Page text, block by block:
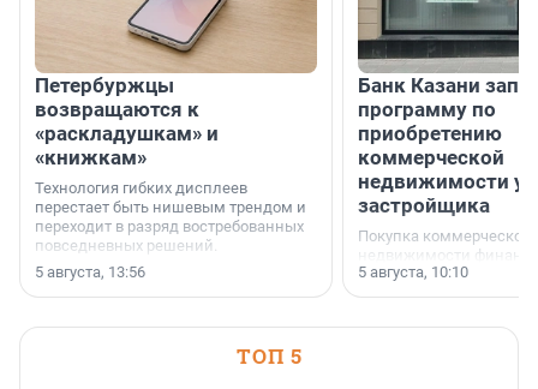
Петербуржцы
возвращаются к
«раскладушкам» и
«книжкам»
Технология гибких дисплеев
перестает быть нишевым трендом и
переходит в разряд востребованных
повседневных решений.
5 августа, 13:56
Банк Казани
программу по
приобретению
коммерческой
недвижимости у
застройщика
Покупка коммерческой
недвижимости
инструмент,
предпринимателей.
или готовый арендный
5 августа, 10:10
ТОП 5